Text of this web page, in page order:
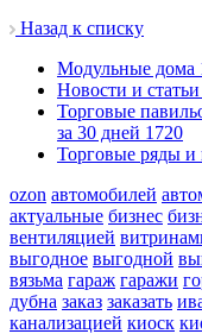
Назад к списку
Модульные дома
Новости и статьи
Торговые
за 30 дней 1720
Торговые ряды и
ozon автомобилей
актуальные бизнес
вентиляцией
выгодное выгодной
вязьма гараж гаражи
дубна заказ заказать
канализацией киоск